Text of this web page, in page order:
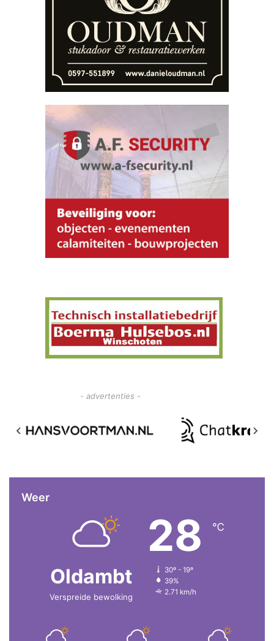
- advertenties -
Weer
Oldambt
Verspreide bewolking
28 ℃
30º - 19º
39%
2.71 km/h